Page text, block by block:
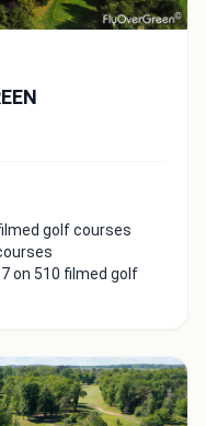
golf courses
on 510 filmed golf
Copy to Clipboard